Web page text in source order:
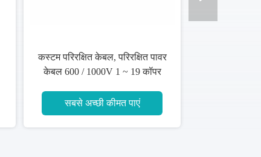
कस्टम परिरक्षित केबल, परिरक्षित पावर
केबल 600 / 1000V 1 ~ 19 कॉपर
सबसे अच्छी कीमत पाएं